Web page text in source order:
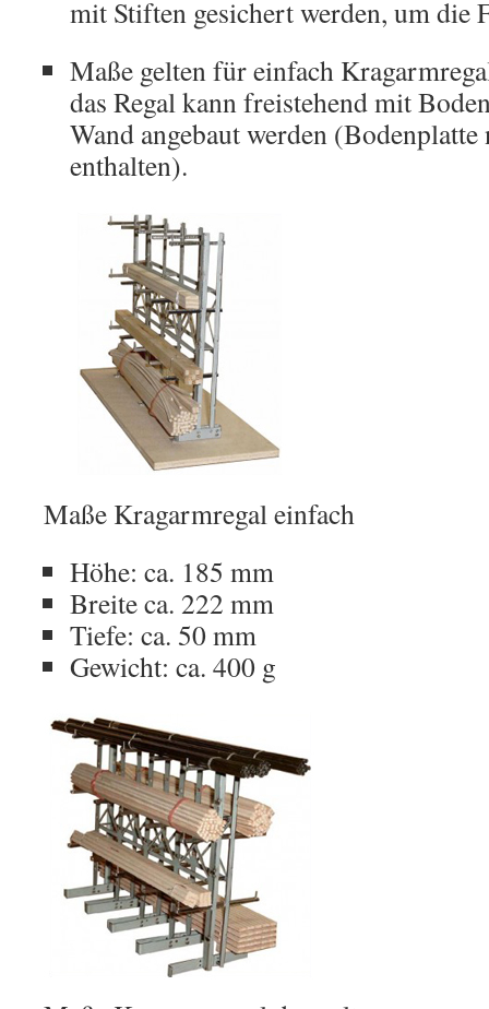
mit Stiften gesichert werden, um die
Maße gelten für einfach
das Regal kann freistehend mit
Wand angebaut werden
enthalten).
Maße Kragarmregal einfach
Höhe: ca. 185 mm
Breite ca. 222 mm
Tiefe: ca. 50 mm
Gewicht: ca. 400 g